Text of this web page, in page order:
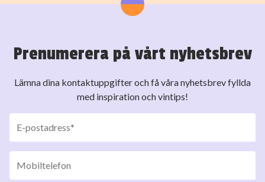
Prenumerera på vårt nyhetsbrev
Lämna dina kontaktuppgifter och få våra nyhetsbrev fyllda
med inspiration och vintips!